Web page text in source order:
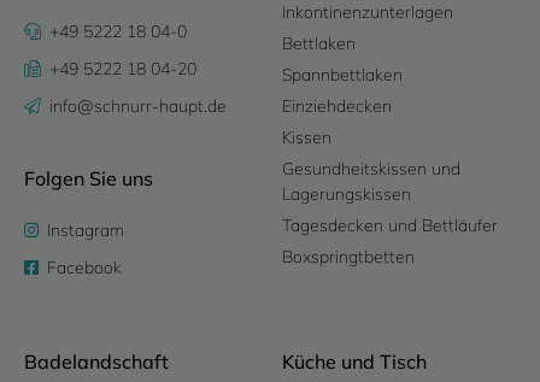
+49 5222 18 04-0
+49 5222 18 04-20
info@schnurr-haupt.de
Folgen Sie uns
Instagram
Facebook
Inkontinenzunterlagen
Bettlaken
Spannbettlaken
Einziehdecken
Kissen
Gesundheitskissen und
Lagerungskissen
Tagesdecken und Bettläufer
Boxspringtbetten
Badelandschaft Küche und Tisch